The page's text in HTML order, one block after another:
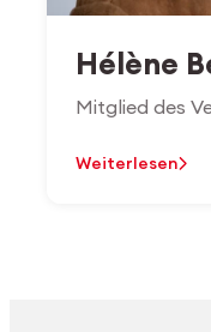
Hélène
Mitglied des
Weiterlesen